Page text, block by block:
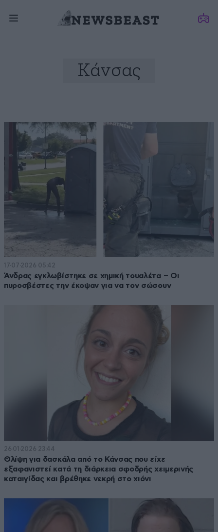
Κάνσας
17·07·2026 05:42
Άνδρας εγκλωβίστηκε σε χημική τουαλέτα – Οι
πυροσβέστες την έκοψαν για να τον σώσουν
26·01·2026 23:44
Θλίψη για δασκάλα από το Κάνσας που είχε
εξαφανιστεί κατά τη διάρκεια σφοδρής χειμερινής
καταιγίδας και βρέθηκε νεκρή στο χιόνι